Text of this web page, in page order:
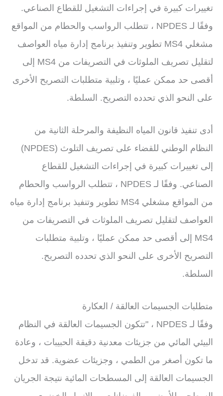
تغييرات كبيرة في إجراءات التشغيل للقطاع الصناعي.
وفقًا لـ NPDES ، تتطلب الرواسب والحطام من المواقع
مشغلي MS4 تطوير وتنفيذ برنامج إدارة مياه العواصف
لتقليل تصريف الملوثات في التصريفات من MS4 إلى
أقصى حد ممكن عمليًا ، وتلبية متطلبات التصريح الأخرى
على النحو الذي تحدده التصريح. السلطة.
أدى تنفيذ قانون المياه النظيفة والمرحلة الثانية من
النظام الوطني للقضاء على تصريف التلوث (NPDES)
إلى تغييرات كبيرة في إجراءات التشغيل للقطاع
الصناعي. وفقًا لـ NPDES ، تتطلب الرواسب والحطام
من المواقع مشغلي MS4 تطوير وتنفيذ برنامج إدارة مياه
العواصف لتقليل تصريف الملوثات في التصريفات من
MS4 إلى أقصى حد ممكن عمليًا ، وتلبية متطلبات
التصريح الأخرى على النحو الذي تحدده التصريح.
السلطة.
متطلبات الجسيمات العالقة / العكارة
وفقًا لـ NPDES ، "تتكون الجسيمات العالقة في النظام
البيئي المائي من جزيئات معدنية دقيقة الحبيبات ، وعادة
ما تكون أصغر من الطمي ، وجزيئات عضوية. قد تدخل
الجسيمات العالقة إلى المسطحات المائية نتيجة الجريان